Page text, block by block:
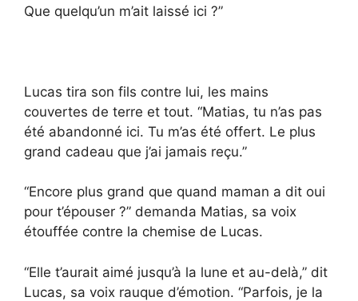
Que quelqu’un m’ait laissé ici ?”
Lucas tira son fils contre lui, les mains
couvertes de terre et tout. “Matias, tu n’as pas
été abandonné ici. Tu m’as été offert. Le plus
grand cadeau que j’ai jamais reçu.”
“Encore plus grand que quand maman a dit oui
pour t’épouser ?” demanda Matias, sa voix
étouffée contre la chemise de Lucas.
“Elle t’aurait aimé jusqu’à la lune et au-delà,” dit
Lucas, sa voix rauque d’émotion. “Parfois, je la